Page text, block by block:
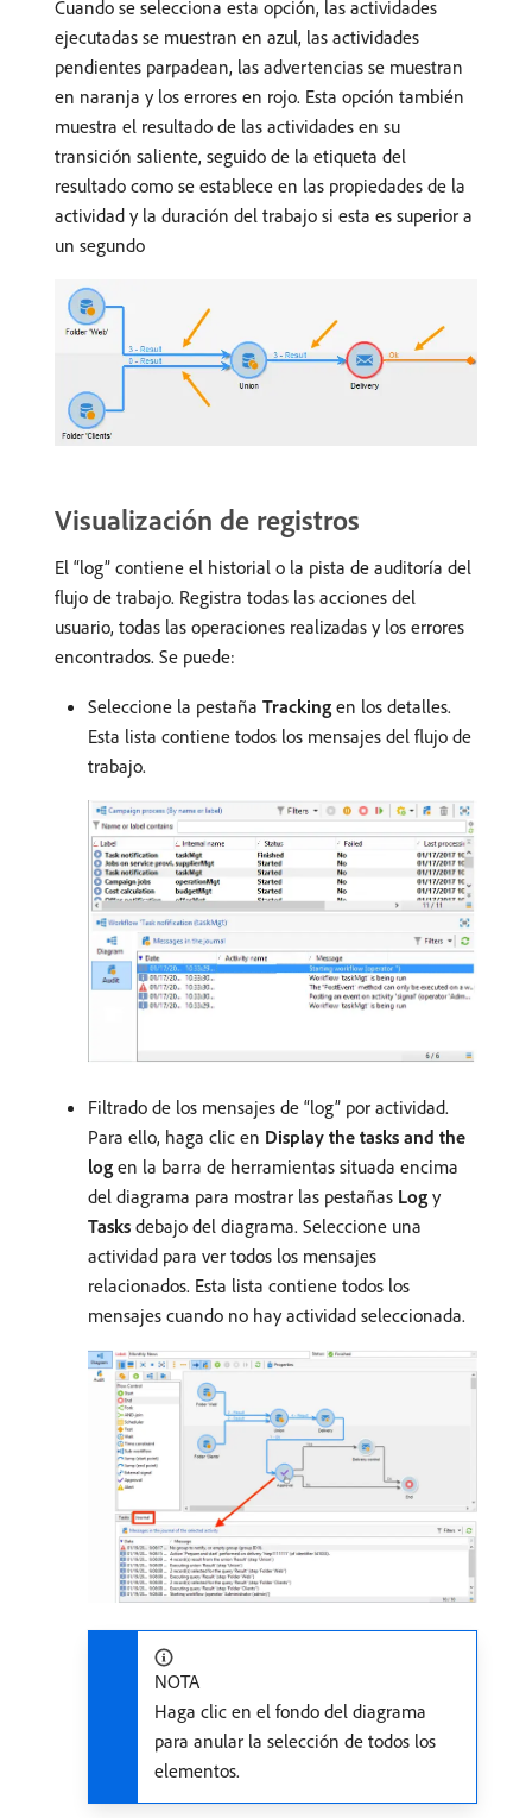
Cuando se selecciona esta opción, las actividades
ejecutadas se muestran en azul, las actividades
pendientes parpadean, las advertencias se muestran
en naranja y los errores en rojo. Esta opción también
muestra el resultado de las actividades en su
transición saliente, seguido de la etiqueta del
resultado como se establece en las propiedades de la
actividad y la duración del trabajo si esta es superior a
un segundo
Visualización de registros
El “log” contiene el historial o la pista de auditoría del
flujo de trabajo. Registra todas las acciones del
usuario, todas las operaciones realizadas y los errores
encontrados. Se puede:
Seleccione la pestaña Tracking en los detalles.
Esta lista contiene todos los mensajes del flujo de
trabajo.
Filtrado de los mensajes de “log” por actividad.
Para ello, haga clic en Display the tasks and the
log en la barra de herramientas situada encima
del diagrama para mostrar las pestañas Log y
Tasks debajo del diagrama. Seleccione una
actividad para ver todos los mensajes
relacionados. Esta lista contiene todos los
mensajes cuando no hay actividad seleccionada.
NOTA
Haga clic en el fondo del diagrama
para anular la selección de todos los
elementos.